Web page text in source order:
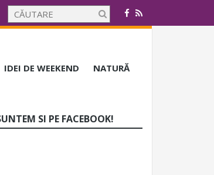
IDEI DE WEEKEND NATURĂ
SI PE FACEBOOK!